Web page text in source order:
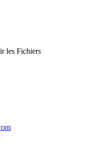
les Fichiers